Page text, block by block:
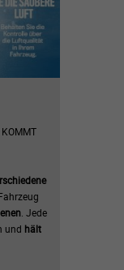
KOMMT
. Jede
und hält